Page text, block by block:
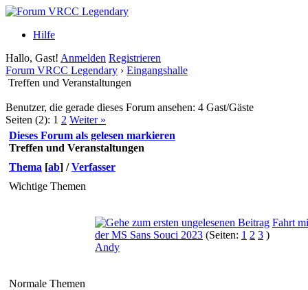
Hilfe
Hallo, Gast! Anmelden Registrieren
Forum VRCC Legendary › Eingangshalle
Treffen und Veranstaltungen
Benutzer, die gerade dieses Forum ansehen: 4 Gast/Gäste
Seiten (2): 1 2 Weiter »
Dieses Forum als gelesen markieren
Treffen und Veranstaltungen
Thema [ab] /Verfasser
Wichtige Themen
Fahrt
der MS Sans Souci 2023 (Seiten: 1 2 3 )
Andy
Normale Themen